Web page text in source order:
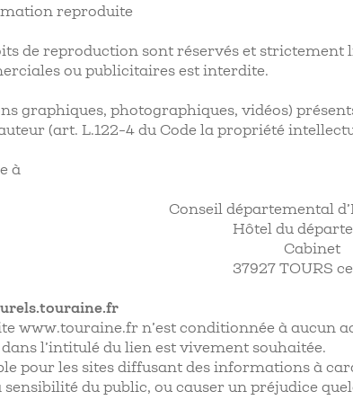
reproduite
de reproduction sont réservés et strictement
ou publicitaires est interdite.
graphiques, photographiques, vidéos)
(art. L.122-4 du Code la propriété
à
Conseil départemental
Hôtel du
Cabinet
37927 TOURS
www.touraine.fr n’est conditionnée à aucun
l’intitulé du lien est vivement souhaitée.
pour les sites diffusant des informations à
du public, ou causer un préjudice